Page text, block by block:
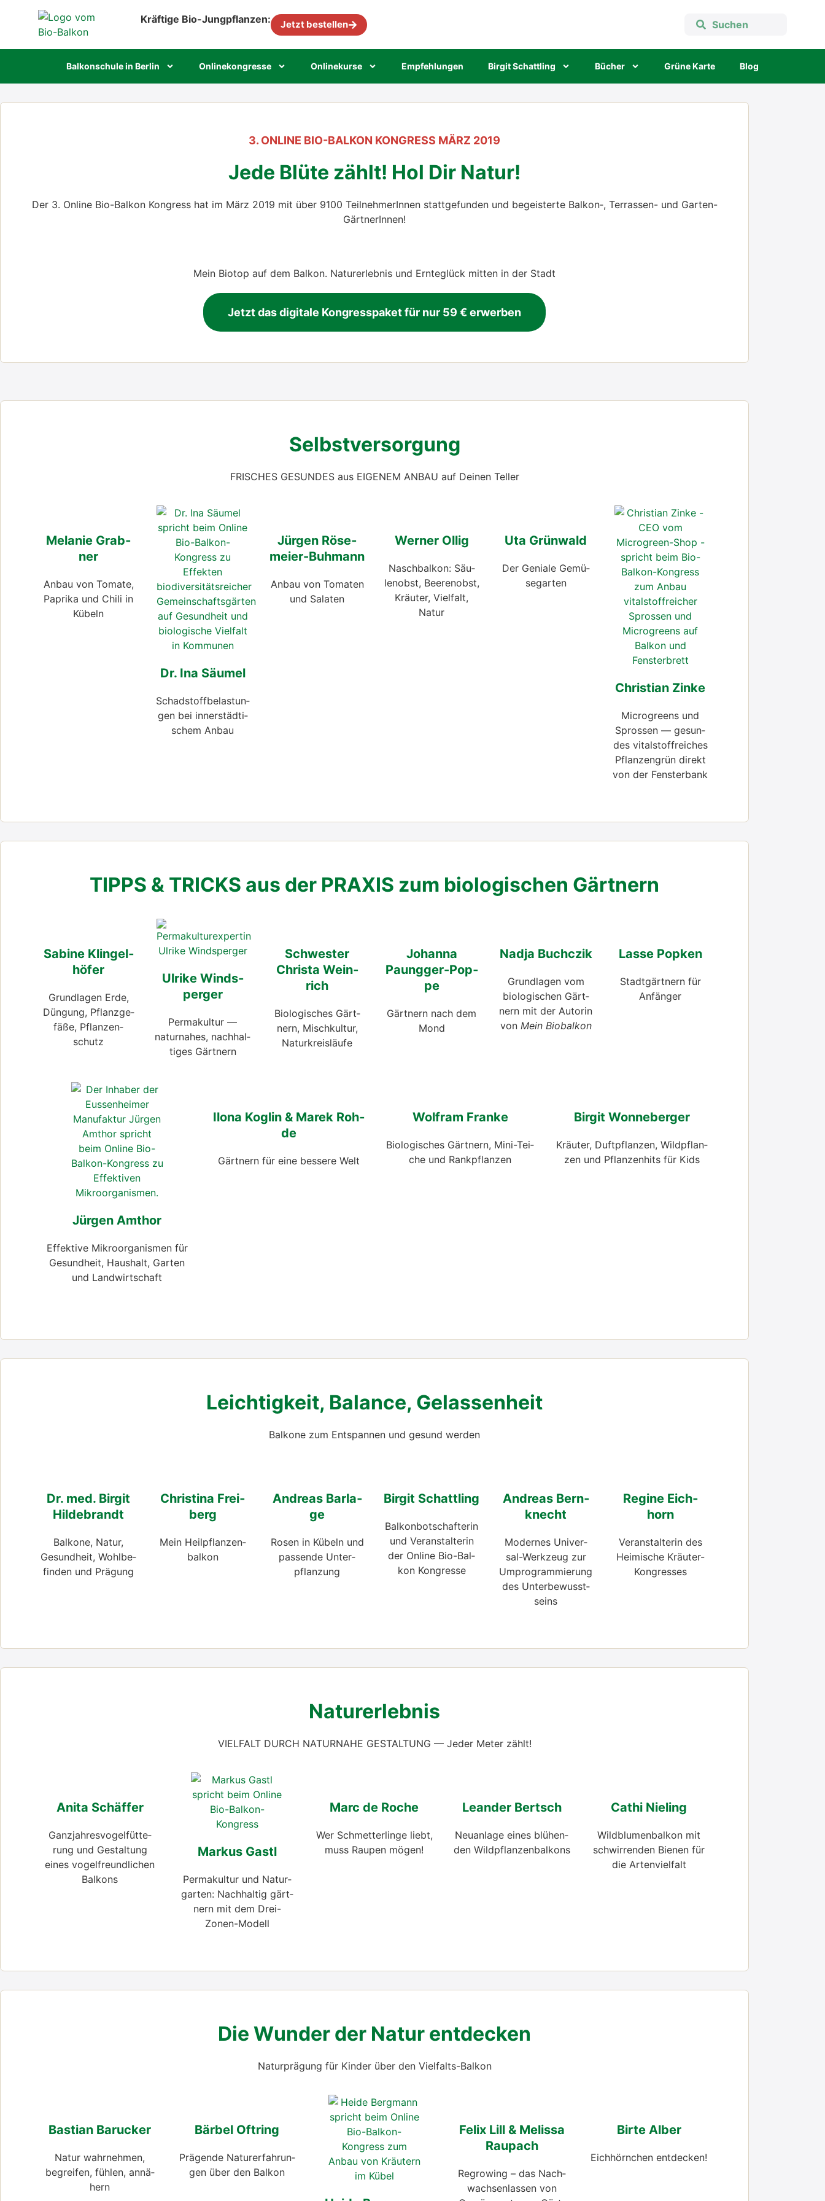
Kräftige Bio-Jungpflanzen: Jetzt bestellen
Bal­kon­schu­le in Ber­lin Online­kon­gres­se Online­kur­se Emp­feh­lun­gen Bir­git Schatt­ling Bücher Grü­ne Kar­te Blog
3. ONLINE BIO-BALKON KONGRESS MÄRZ 2019​
Jede Blüte zählt! Hol Dir Natur!
Der 3. Online Bio-Bal­kon Kon­gress hat im März 2019 mit über 9100 Teil­neh­me­rIn­nen statt­ge­fun­den und begeis­ter­te Balkon‑, Ter­ras­sen- und Gar­ten-
Gärt­ne­rIn­nen!
Mein Bio­top auf dem Bal­kon. Natur­er­leb­nis und Ern­te­glück mit­ten in der Stadt
Jetzt das digi­ta­le Kon­gress­pa­ket für nur 59 € erwer­ben
Selbst­ver­sor­gung
FRISCHES GESUNDES aus EIGENEM ANBAU auf Dei­nen Tel­ler
Mela­nie Grab­
ner
Anbau von Toma­te,
Papri­ka und Chi­li in
Kübeln
Dr. Ina Säu­mel
Schad­stoff­be­las­tun­
gen bei inner­städ­ti­
schem Anbau
Jür­gen Röse­
mei­er-Buh­mann
Anbau von Toma­ten
und Sala­ten
Wer­ner Ollig
Nasch­bal­kon: Säu­
len­obst, Bee­ren­obst,
Kräu­ter, Viel­falt,
Natur
Uta Grün­wald
Der Genia­le Gemü­
se­gar­ten
Chris­ti­an Zin­ke
Micro­greens und
Spros­sen — gesun­
des vital­stoff­rei­ches
Pflan­zen­grün direkt
von der Fens­ter­bank
TIPPS & TRICKS aus der PRAXIS zum bio­lo­gi­schen Gärt­nern
Sabi­ne Klin­gel­
hö­fer
Grund­la­gen Erde,
Dün­gung, Pflanz­ge­
fä­ße, Pflan­zen­
schutz
Ulri­ke Winds­
per­ger
Per­ma­kul­tur —
natur­na­hes, nach­hal­
ti­ges Gärt­nern
Schwes­ter
Chris­ta Wein­
rich
Bio­lo­gi­sches Gärt­
nern, Misch­kul­tur,
Natur­kreis­läu­fe
Johan­na
Paung­ger-Pop­
pe
Gärt­nern nach dem
Mond
Nad­ja Buch­c­zik
Grund­la­gen vom
bio­lo­gi­schen Gärt­
nern mit der Autorin
von Mein Bio­bal­kon
Las­se Pop­ken
Stadt­gärt­nern für
Anfän­ger
Jür­gen Amt­hor
Effek­ti­ve Mikro­or­ga­nis­men für
Gesund­heit, Haus­halt, Gar­ten
und Land­wirt­schaft
Ilo­na Kog­lin & Marek Roh­
de
Gärt­nern für eine bes­se­re Welt
Wolf­ram Fran­ke
Bio­lo­gi­sches Gärt­nern, Mini-Tei­
che und Rank­pflan­zen
Bir­git Won­ne­ber­ger
Kräu­ter, Duft­pflan­zen, Wild­pflan­
zen und Pflan­zen­hits für Kids
Leich­tig­keit, Balan­ce, Gelas­sen­heit
Bal­ko­ne zum Ent­span­nen und gesund wer­den
Dr. med. Bir­git
Hil­de­brandt
Bal­ko­ne, Natur,
Gesund­heit, Wohl­be­
fin­den und Prä­gung
Chris­ti­na Frei­
berg
Mein Heil­pflan­zen­
bal­kon
Andre­as Bar­la­
ge
Rosen in Kübeln und
pas­sen­de Unter­
pflan­zung
Bir­git Schatt­ling
Bal­kon­bot­schaf­te­rin
und Ver­an­stal­te­rin
der Online Bio-Bal­
kon Kon­gres­se
Andre­as Bern­
knecht
Moder­nes Uni­ver­
sal-Werk­zeug zur
Umpro­gram­mie­rung
des Unter­be­wusst­
seins
Regi­ne Eich­
horn
Ver­an­stal­te­rin des
Hei­mi­sche Kräu­ter-
Kon­gres­ses
Natur­er­leb­nis
VIELFALT DURCH NATURNAHE GESTALTUNG — Jeder Meter zählt!
Ani­ta Schäf­fer
Ganz­jah­res­vo­gel­füt­te­
rung und Gestal­tung
eines vogel­freund­li­chen
Bal­kons
Mar­kus Gastl
Per­ma­kul­tur und Natur­
gar­ten: Nach­hal­tig gärt­
nern mit dem Drei-
Zonen-Modell
Marc de Roche
Wer Schmet­ter­lin­ge liebt,
muss Rau­pen mögen!
Lean­der Bertsch
Neu­an­la­ge eines blü­hen­
den Wild­pflan­zen­bal­kons
Cathi Nie­ling
Wild­blu­men­bal­kon mit
schwir­ren­den Bie­nen für
die Arten­viel­falt
Die Wun­der der Natur ent­de­cken
Natur­prä­gung für Kin­der über den Viel­falts-Bal­kon
Bas­ti­an Baru­cker
Natur wahr­neh­men,
begrei­fen, füh­len, annä­
hern
Bär­bel Oftring
Prä­gen­de Natur­er­fah­run­
gen über den Bal­kon
Felix Lill & Melis­sa
Rau­pach
Regro­wing – das Nach­
wach­sen­las­sen von
Bir­te Alber
Eich­hörn­chen ent­de­cken!